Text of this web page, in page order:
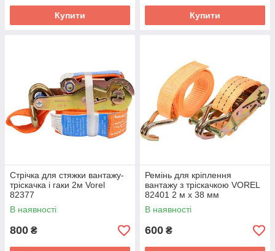
Купити Купити
Стрічка для стяжки вантажу-
тріскачка і гаки 2м Vorel
82377
В наявності
800 ₴
Ремінь для кріплення
вантажу з тріскачкою VOREL
82401 2 м х 38 мм
В наявності
600 ₴